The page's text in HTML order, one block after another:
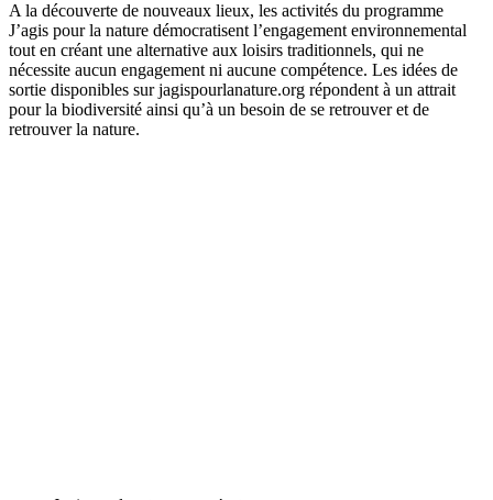
A la découverte de nouveaux lieux, les activités du programme
J’agis pour la nature démocratisent l’engagement environnemental
tout en créant une alternative aux loisirs traditionnels, qui ne
nécessite aucun engagement ni aucune compétence. Les idées de
sortie disponibles sur jagispourlanature.org répondent à un attrait
pour la biodiversité ainsi qu’à un besoin de se retrouver et de
retrouver la nature.